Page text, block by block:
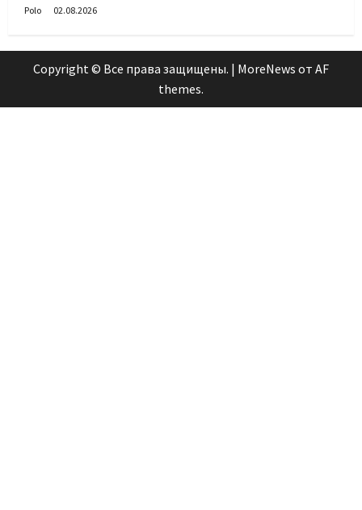
Polo 02.08.2026
Copyright © Все права защищены. | MoreNews от AF
themes.